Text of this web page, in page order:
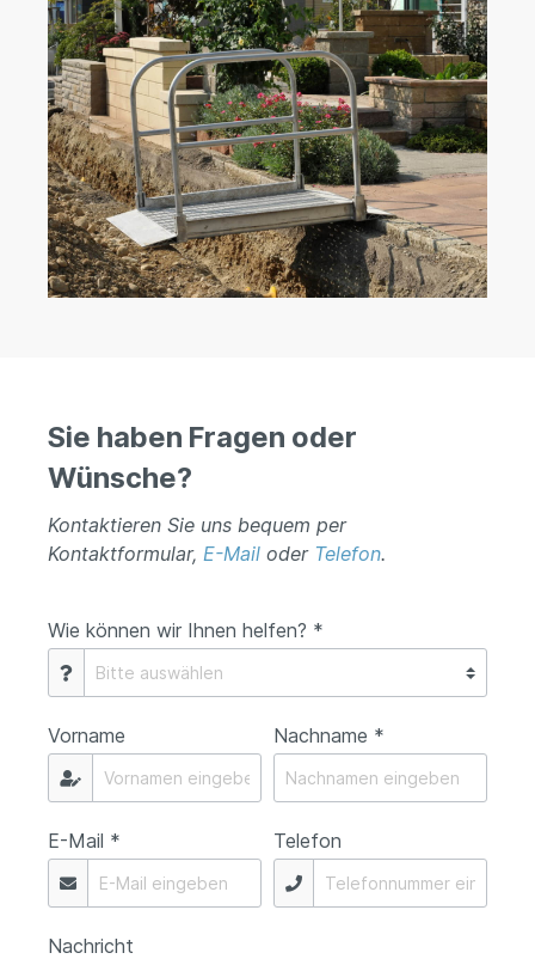
Sie haben Fragen oder
Wünsche?
Kontaktieren Sie uns bequem per
Kontaktformular, E-Mail oder Telefon.
Wie können wir Ihnen helfen? *
Vorname Nachname *
E-Mail * Telefon
Nachricht